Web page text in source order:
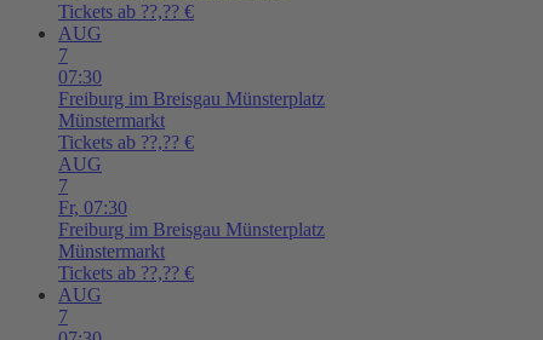
Tickets ab ??,?? €
AUG
7
07:30
Freiburg im Breisgau Münsterplatz
Münstermarkt
Tickets ab ??,?? €
AUG
7
Fr, 07:30
Freiburg im Breisgau Münsterplatz
Münstermarkt
Tickets ab ??,?? €
AUG
7